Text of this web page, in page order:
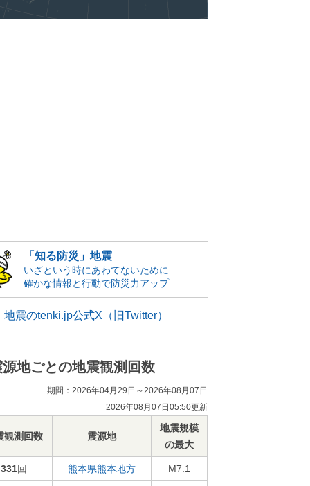
「知る防災」地震
いざという時にあわてないために
確かな情報と行動で防災力アップ
地震のtenki.jp公式X（旧Twitter）
源地ごとの地震観測回数
期間：2026年04月29日～2026年08月07日
2026年08月07日05:50更新
観測回数 震源地
地震規模
の最大
331回 熊本県熊本地方 M7.1